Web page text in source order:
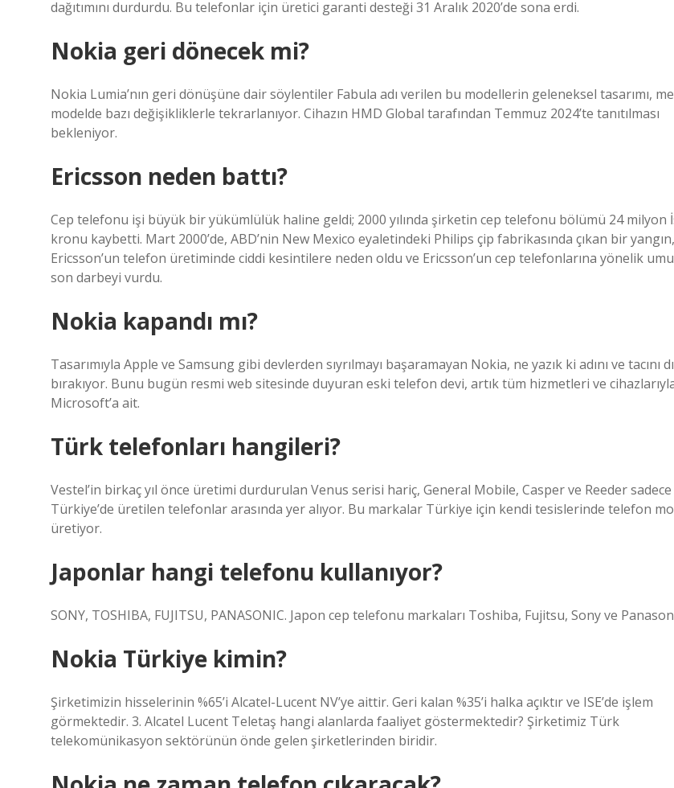
dağıtımını durdurdu. Bu telefonlar için üretici garanti desteği 31 Aralık 2020’de sona erdi.
Nokia geri dönecek mi?
Nokia Lumia’nın geri dönüşüne dair söylentiler Fabula adı verilen bu modellerin geleneksel tasarımı,
modelde bazı değişikliklerle tekrarlanıyor. Cihazın HMD Global tarafından Temmuz 2024’te tanıtılması
bekleniyor.
Ericsson neden battı?
Cep telefonu işi büyük bir yükümlülük haline geldi; 2000 yılında şirketin cep telefonu bölümü 24 milyon
kronu kaybetti. Mart 2000’de, ABD’nin New Mexico eyaletindeki Philips çip fabrikasında çıkan bir yangın,
Ericsson’un telefon üretiminde ciddi kesintilere neden oldu ve Ericsson’un cep telefonlarına yönelik
son darbeyi vurdu.
Nokia kapandı mı?
Tasarımıyla Apple ve Samsung gibi devlerden sıyrılmayı başaramayan Nokia, ne yazık ki adını ve tacını
bırakıyor. Bunu bugün resmi web sitesinde duyuran eski telefon devi, artık tüm hizmetleri ve
Microsoft’a ait.
Türk telefonları hangileri?
Vestel’in birkaç yıl önce üretimi durdurulan Venus serisi hariç, General Mobile, Casper ve Reeder sadece
Türkiye’de üretilen telefonlar arasında yer alıyor. Bu markalar Türkiye için kendi tesislerinde telefon
üretiyor.
Japonlar hangi telefonu kullanıyor?
SONY, TOSHIBA, FUJITSU, PANASONIC. Japon cep telefonu markaları Toshiba, Fujitsu, Sony ve
Nokia Türkiye kimin?
Şirketimizin hisselerinin %65’i Alcatel-Lucent NV’ye aittir. Geri kalan %35’i halka açıktır ve ISE’de işlem
görmektedir. 3. Alcatel Lucent Teletaş hangi alanlarda faaliyet göstermektedir? Şirketimiz Türk
telekomünikasyon sektörünün önde gelen şirketlerinden biridir.